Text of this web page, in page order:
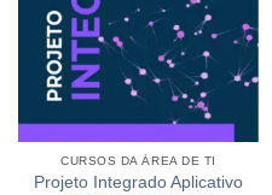
CURSOS DA ÁREA DE TI
Projeto Integrado Aplicativo